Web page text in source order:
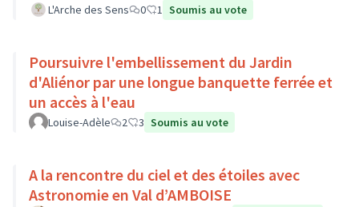
L'Arche des Sens 0 1 Soumis au vote
Poursuivre l'embellissement du Jardin
d'Aliénor par une longue banquette ferrée et
un accès à l'eau
Louise-Adèle 2 3 Soumis au vote
A la rencontre du ciel et des étoiles avec
Astronomie en Val d’AMBOISE